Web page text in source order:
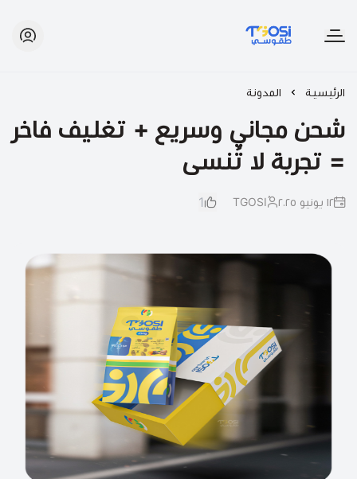
طقوسي | TGOSI
الرئيسية المدونة
شحن مجاني وسريع + تغليف فاخر
= تجربة لا تُنسى
١٢ يونيو ٢٠٢٥ 1